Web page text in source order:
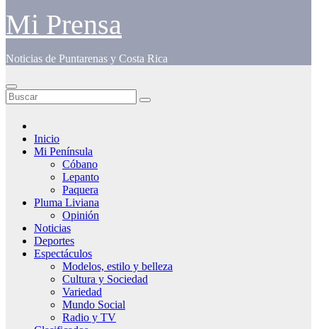
Mi Prensa
Noticias de Puntarenas y Costa Rica
Inicio
Mi Península
Cóbano
Lepanto
Paquera
Pluma Liviana
Opinión
Noticias
Deportes
Espectáculos
Modelos, estilo y belleza
Cultura y Sociedad
Variedad
Mundo Social
Radio y TV